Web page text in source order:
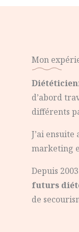
Mon
d’abord
différents
J’ai
marketing
Depuis
futurs
de